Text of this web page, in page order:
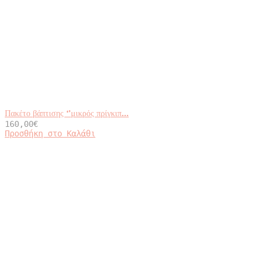
Πακέτο βάπτισης ‘’μικρός πρίγκιπ...
160,00€
Προσθήκη στο Καλάθι